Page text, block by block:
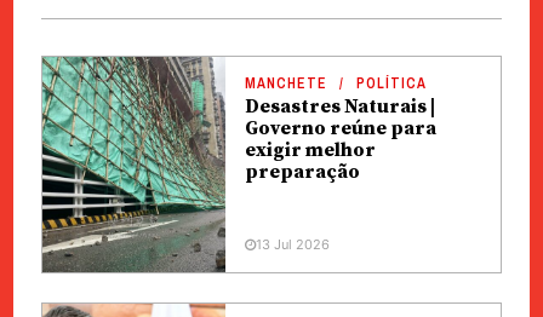
MANCHETE POLÍTICA
Desastres Naturais |
Governo reúne para
exigir melhor
preparação
13 Jul 2026